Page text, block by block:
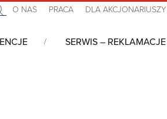
O NAS PRACA DLA AKCJONARIUSZY
SERWIS – REKLAMACJE